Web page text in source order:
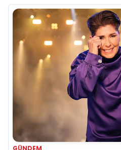
GÜNDEM